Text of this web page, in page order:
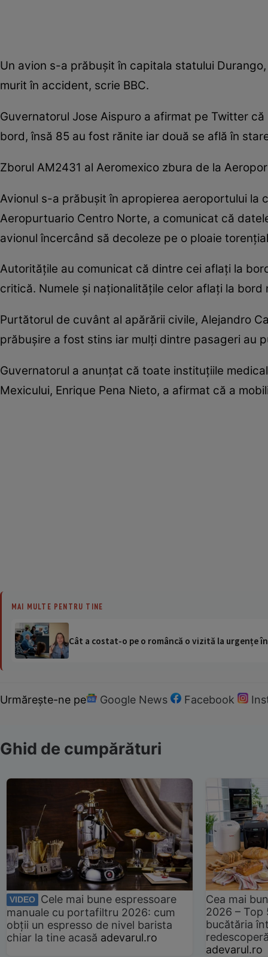
Un avion s-a prăbuşit în capitala statului
murit în accident, scrie BBC.
Guvernatorul Jose Aispuro a afirmat pe Twitter
bord, însă 85 au fost rănite iar două se află în
Zborul AM2431 al Aeromexico zbura de la
Avionul s-a prăbuşit în apropierea aeroportului
Aeropurtuario Centro Norte, a comunicat că
avionul încercând să decoleze pe o ploaie
Autorităţile au comunicat că dintre cei aflaţi la
critică. Numele şi naţionalităţile celor aflaţi la
Purtătorul de cuvânt al apărării civile, Alejandro
prăbuşire a fost stins iar mulţi dintre pasageri au
Guvernatorul a anunţat că toate instituţiile
Mexicului, Enrique Pena Nieto, a afirmat că a
MAI MULTE PENTRU TINE
Cât a costat-o pe o româncă o vizită la urgențe
Urmărește-ne pe Google News Facebook
Ghid de cumpărături
VIDEO
Cele mai bune espressoare
manuale cu portafiltru 2026: cum
obții un espresso de nivel barista
chiar la tine acasă adevarul.ro
Cea mai
2026 –
bucătăria
adevarul.ro